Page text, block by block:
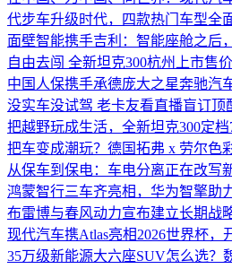
代步车升级时代，四款热门车型全
面壁智能携手吉利：智能座舱之后
自由去闯 全新坦克300杭州上市售
中国人保携手承德庞大之星奔驰汽
没实车没试驾 老卡友看直播盲订顶
把越野玩成生活，全新坦克300定
把车变成潮玩？德国拓弗 x 劳尔色
从保车到保电：车电分离正在改写
鸿蒙智行三车齐亮相，华为智擎助
布雷博与春风动力宣布建立长期战
现代汽车携Atlas亮相2026世界杯，
35万级新能源大六座SUV怎么选